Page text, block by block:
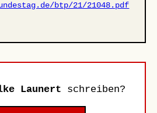
btp/21/21048.pdf
Launert schreiben?